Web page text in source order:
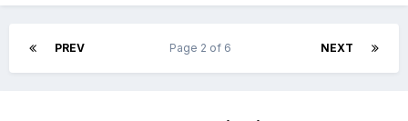
PREV NEXT
Page 2 of 6